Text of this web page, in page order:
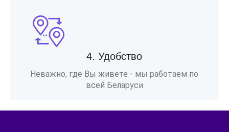
4. Удобство
Неважно, где Вы живете - мы работаем по
всей Беларуси